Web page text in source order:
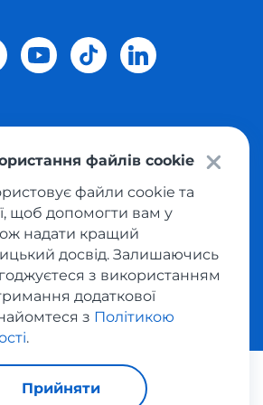
в Україну.Всі права захищені
конфіденційності
Публічна оферта
сервісом викупу товарів
файлів cookie
файли cookie та
щоб допомогти вам у
надати кращий
досвід. Залишаючись
з використанням
додаткової
з Політикою
.
Прийняти